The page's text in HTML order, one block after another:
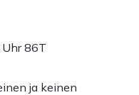
Uhr86T
ja keinen